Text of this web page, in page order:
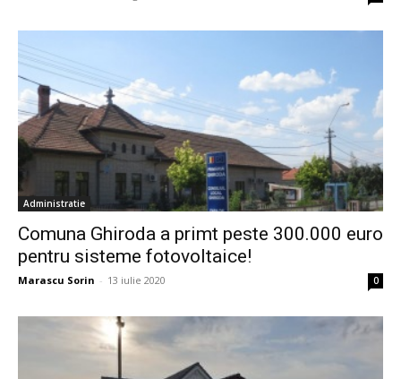
Administratie
Comuna Ghiroda a primt peste 300.000 euro
pentru sisteme fotovoltaice!
Marascu Sorin - 13 iulie 2020 0